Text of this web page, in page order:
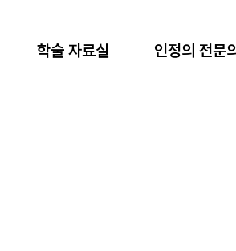
학술 자료실 인정의 전문